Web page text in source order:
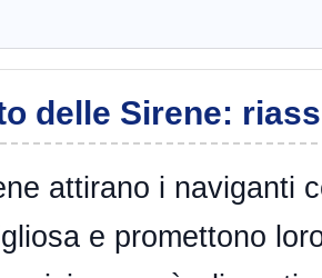
delle Sirene:
attirano i naviganti
e promettono